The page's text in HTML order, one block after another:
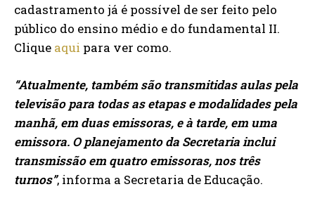
cadastramento já é possível de ser feito pelo
público do ensino médio e do fundamental II.
Clique aqui para ver como.
“Atualmente, também são transmitidas aulas pela
televisão para todas as etapas e modalidades pela
manhã, em duas emissoras, e à tarde, em uma
emissora. O planejamento da Secretaria inclui
transmissão em quatro emissoras, nos três
turnos”, informa a Secretaria de Educação.